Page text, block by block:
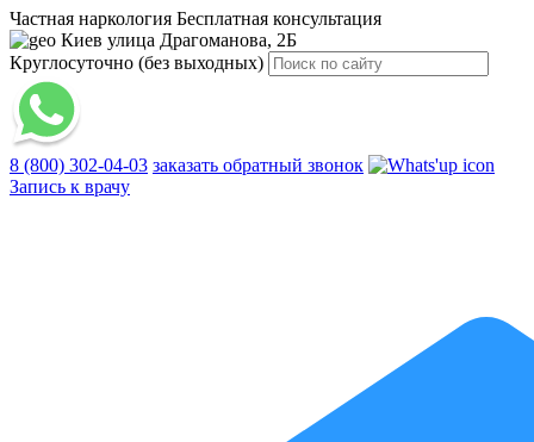
Частная наркология Бесплатная консультация
Киев улица Драгоманова, 2Б
Круглосуточно (без выходных)
8 (800) 302-04-03 заказать обратный звонок
Запись к врачу